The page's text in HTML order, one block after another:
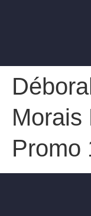
Morais
Promo